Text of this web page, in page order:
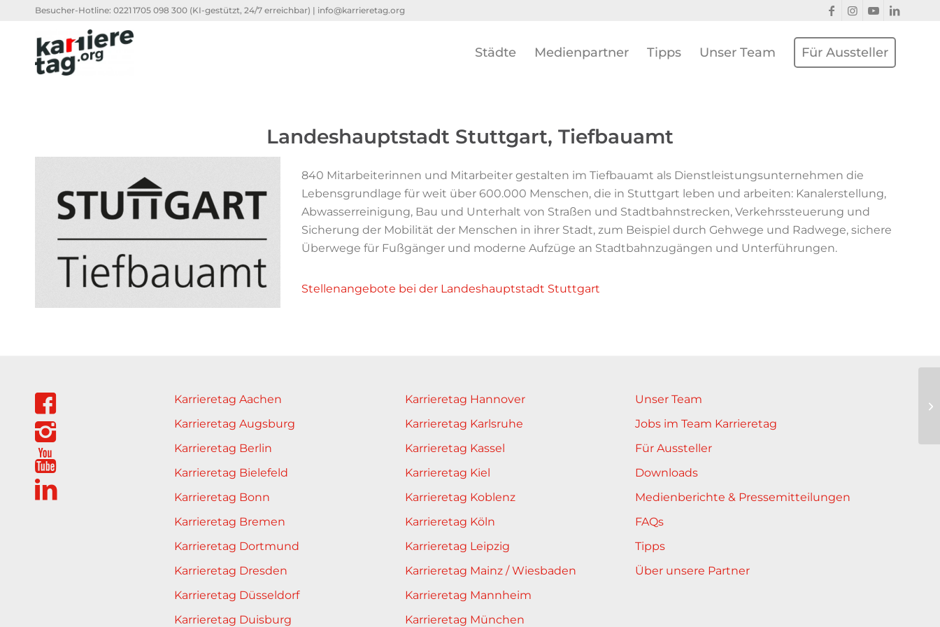
Besucher-Hotline: 0221 1705 098 300 (KI-gestützt, 24/7 erreichbar) | info@karrieretag.org
Städte Medienpartner Tipps Unser Team Für Aussteller
Landeshauptstadt Stuttgart, Tiefbauamt
840 Mitarbeiterinnen und Mitarbeiter gestalten im Tiefbauamt als Dienstleistungsunternehmen die
Lebensgrundlage für weit über 600.000 Menschen, die in Stuttgart leben und arbeiten: Kanalerstellung,
Abwasserreinigung, Bau und Unterhalt von Straßen und Stadtbahnstrecken, Verkehrssteuerung und
Sicherung der Mobilität der Menschen in ihrer Stadt, zum Beispiel durch Gehwege und Radwege, sichere
Überwege für Fußgänger und moderne Aufzüge an Stadtbahnzugängen und Unterführungen.
Stellenangebote bei der Landeshauptstadt Stuttgart
Karrieretag Aachen
Karrieretag Augsburg
Karrieretag Berlin
Karrieretag Bielefeld
Karrieretag Bonn
Karrieretag Bremen
Karrieretag Dortmund
Karrieretag Dresden
Karrieretag Düsseldorf
Karrieretag Duisburg
Karrieretag Hannover
Karrieretag Karlsruhe
Karrieretag Kassel
Karrieretag Kiel
Karrieretag Koblenz
Karrieretag Köln
Karrieretag Leipzig
Karrieretag Mainz / Wiesbaden
Karrieretag Mannheim
Karrieretag München
Unser Team
Jobs im Team Karrieretag
Für Aussteller
Downloads
Medienberichte & Pressemitteilungen
FAQs
Tipps
Über unsere Partner